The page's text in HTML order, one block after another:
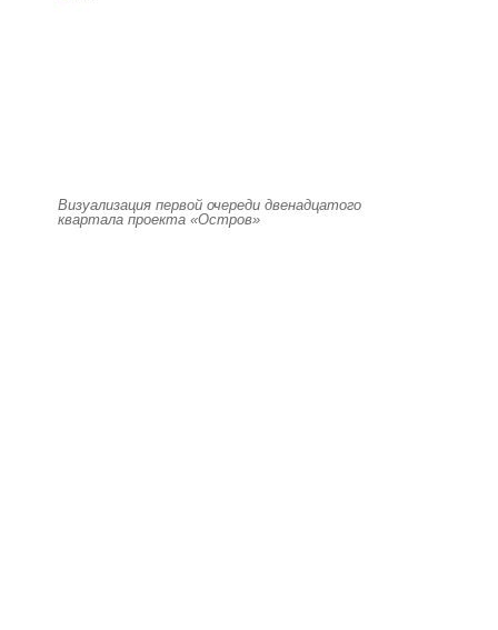
Визуализация первой очереди двенадцатого
квартала проекта «Остров»